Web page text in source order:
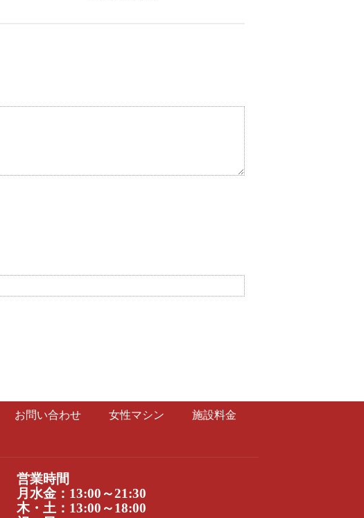
お問い合わせ 女性マシン 施設料金
営業時間
月水金：13:00～21:30
木・土：13:00～18:00